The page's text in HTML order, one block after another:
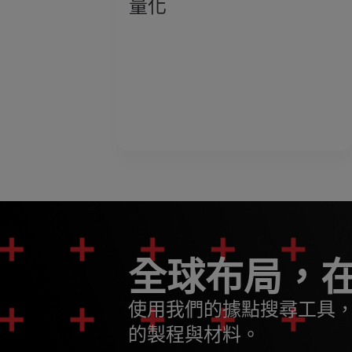
量化
全球布局，
使用我們的據點搜尋工具
的製程與材料。